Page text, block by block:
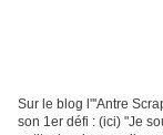
Sur le blog l"'Antre
son 1er défi : (ici) "Je